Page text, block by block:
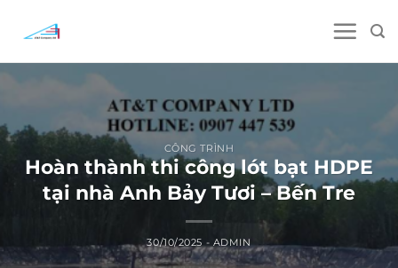
CÔNG TRÌNH
Hoàn thành thi công lót bạt HDPE
tại nhà Anh Bảy Tươi – Bến Tre
30/10/2025 - ADMIN